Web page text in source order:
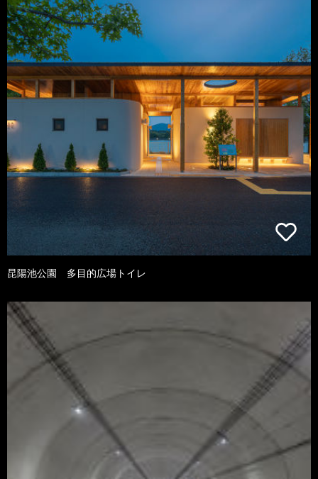
昆陽池公園 多目的広場トイレ